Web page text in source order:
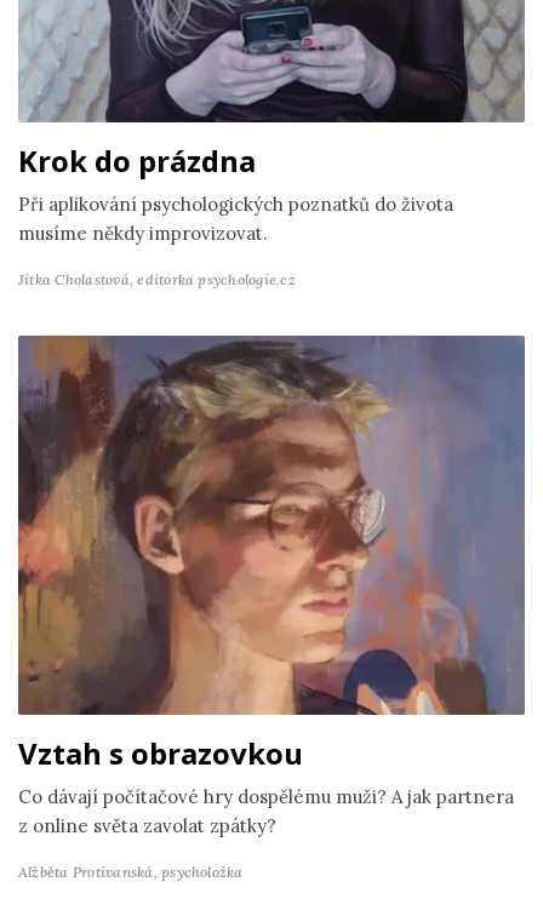
Krok do prázdna
Při aplikování psychologických poznatků do života
musíme někdy improvizovat.
Jitka Cholastová,editorka psychologie.cz
Vztah s obrazovkou
Co dávají počítačové hry dospělému muži? A jak partnera
z online světa zavolat zpátky?
Alžběta Protivanská,psycholožka